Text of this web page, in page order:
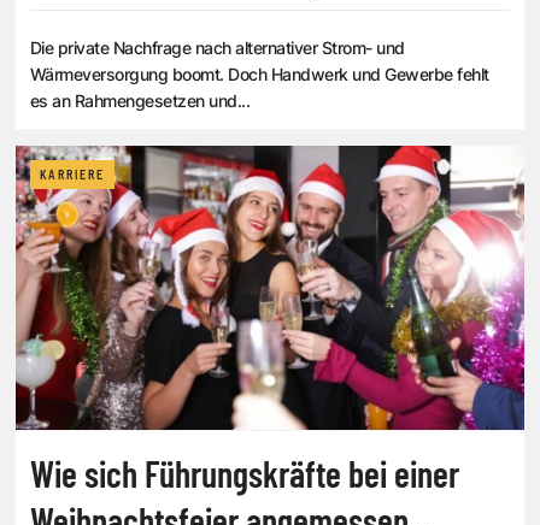
Die private Nachfrage nach alternativer Strom- und
Wärmeversorgung boomt. Doch Handwerk und Gewerbe fehlt
es an Rahmengesetzen und...
KARRIERE
Wie sich Führungskräfte bei einer